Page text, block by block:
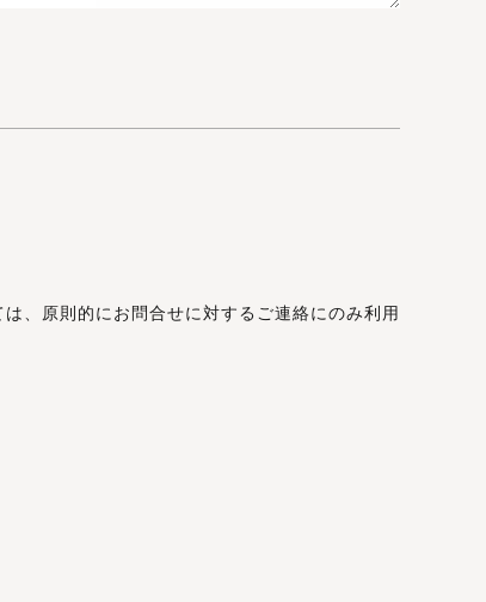
、原則的にお問合せに対するご連絡にのみ利用